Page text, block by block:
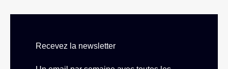
Recevez la newsletter